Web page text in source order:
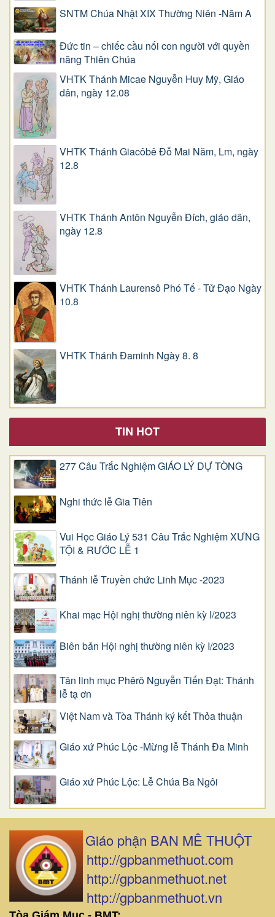
SNTM Chúa Nhật XIX Thường Niên -Năm A
Đức tin – chiếc cầu nối con người với quyền
năng Thiên Chúa
VHTK Thánh Micae Nguyễn Huy Mỹ, Giáo
dân, ngày 12.08
VHTK Thánh Giacôbê Ðỗ Mai Năm, Lm, ngày
12.8
VHTK Thánh Antôn Nguyễn Ðích, giáo dân,
ngày 12.8
VHTK Thánh Laurensô Phó Tế - Tử Đạo Ngày
10.8
VHTK Thánh Đaminh Ngày 8. 8
TIN HOT
277 Câu Trắc Nghiệm GIÁO LÝ DỰ TÒNG
Nghi thức lễ Gia Tiên
Vui Học Giáo Lý 531 Câu Trắc Nghiệm XƯNG
TỘI & RƯỚC LỄ 1
Thánh lễ Truyền chức Linh Mục -2023
Khai mạc Hội nghị thường niên kỳ I/2023
Biên bản Hội nghị thường niên kỳ I/2023
Tân linh mục Phêrô Nguyễn Tiến Đạt: Thánh
lễ tạ ơn
Việt Nam và Tòa Thánh ký kết Thỏa thuận
Giáo xứ Phúc Lộc -Mừng lễ Thánh Đa Minh
Giáo xứ Phúc Lộc: Lễ Chúa Ba Ngôi
Giáo phận BAN MÊ THUỘT
http://gpbanmethuot.com
http://gpbanmethuot.net
http://gpbanmethuot.vn